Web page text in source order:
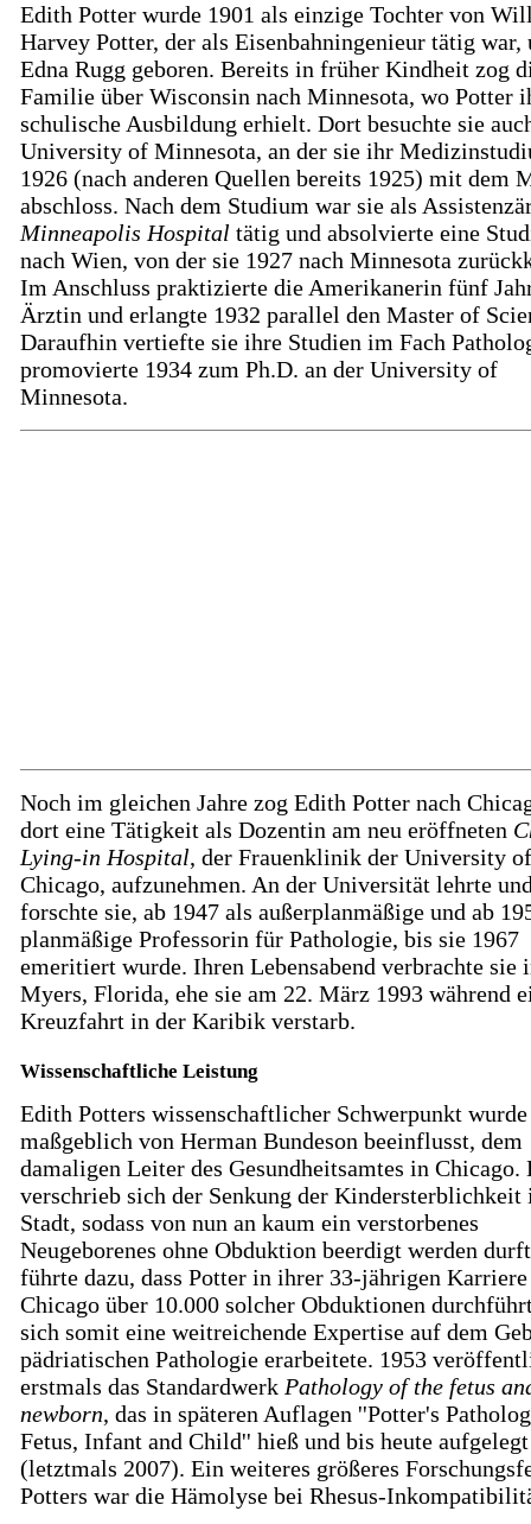
Edith Potter wurde 1901 als einzige Tochter von
Harvey Potter, der als Eisenbahningenieur tätig war,
Edna Rugg geboren. Bereits in früher Kindheit zog
Familie über Wisconsin nach Minnesota, wo Potter
schulische Ausbildung erhielt. Dort besuchte sie
University of Minnesota, an der sie ihr
1926 (nach anderen Quellen bereits 1925) mit dem
abschloss. Nach dem Studium war sie als
Minneapolis Hospital tätig und absolvierte eine
nach Wien, von der sie 1927 nach Minnesota
Im Anschluss praktizierte die Amerikanerin fünf
Ärztin und erlangte 1932 parallel den Master of
Daraufhin vertiefte sie ihre Studien im Fach
promovierte 1934 zum Ph.D. an der University of
Minnesota.
Noch im gleichen Jahre zog Edith Potter nach
dort eine Tätigkeit als Dozentin am neu eröffneten
Lying-in Hospital, der Frauenklinik der University of
Chicago, aufzunehmen. An der Universität lehrte
forschte sie, ab 1947 als außerplanmäßige und ab
planmäßige Professorin für Pathologie, bis sie 1967
emeritiert wurde. Ihren Lebensabend verbrachte sie
Myers, Florida, ehe sie am 22. März 1993 während
Kreuzfahrt in der Karibik verstarb.
Wissenschaftliche Leistung
Edith Potters wissenschaftlicher Schwerpunkt wurde
maßgeblich von Herman Bundeson beeinflusst, dem
damaligen Leiter des Gesundheitsamtes in Chicago.
verschrieb sich der Senkung der Kindersterblichkeit
Stadt, sodass von nun an kaum ein verstorbenes
Neugeborenes ohne Obduktion beerdigt werden
führte dazu, dass Potter in ihrer 33-jährigen
Chicago über 10.000 solcher Obduktionen
sich somit eine weitreichende Expertise auf dem
pädriatischen Pathologie erarbeitete. 1953
erstmals das Standardwerk Pathology of the fetus
newborn, das in späteren Auflagen ''Potter's
Fetus, Infant and Child'' hieß und bis heute
(letztmals 2007). Ein weiteres größeres
Potters war die Hämolyse bei Rhesus-